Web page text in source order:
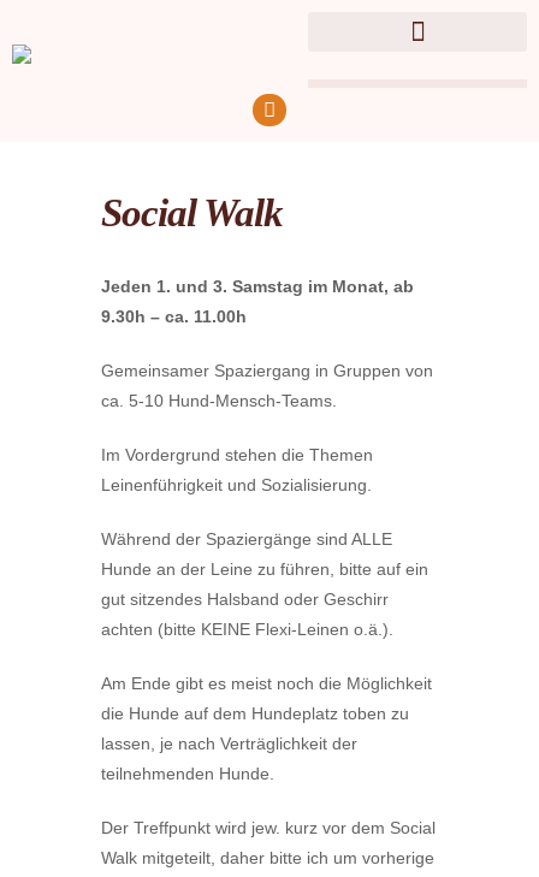
Social Walk
Jeden 1. und 3. Samstag im Monat, ab
9.30h – ca. 11.00h
Gemeinsamer Spaziergang in Gruppen von
ca. 5-10 Hund-Mensch-Teams.
Im Vordergrund stehen die Themen
Leinenführigkeit und Sozialisierung.
Während der Spaziergänge sind ALLE
Hunde an der Leine zu führen, bitte auf ein
gut sitzendes Halsband oder Geschirr
achten (bitte KEINE Flexi-Leinen o.ä.).
Am Ende gibt es meist noch die Möglichkeit
die Hunde auf dem Hundeplatz toben zu
lassen, je nach Verträglichkeit der
teilnehmenden Hunde.
Der Treffpunkt wird jew. kurz vor dem Social
Walk mitgeteilt, daher bitte ich um vorherige